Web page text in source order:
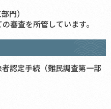
門）
審査を所管しています。
認定手続（難民調査第一部